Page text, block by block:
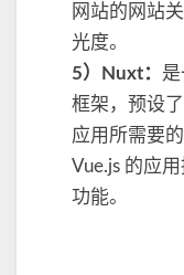
网站的网站
光度。
5）Nuxt：
框架，预设
应用所需要
Vue.js 的应
功能。